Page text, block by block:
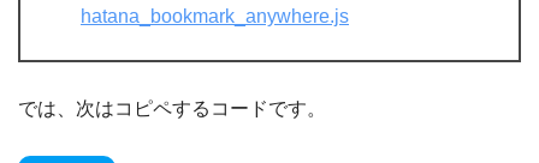
hatana_bookmark_anywhere.js
では、次はコピペするコードです。